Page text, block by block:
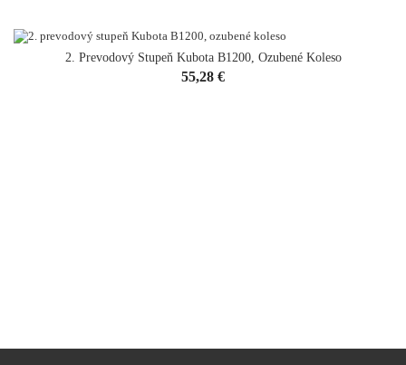
2. Prevodový Stupeň Kubota B1200, Ozubené Koleso
Cena
55,28 €